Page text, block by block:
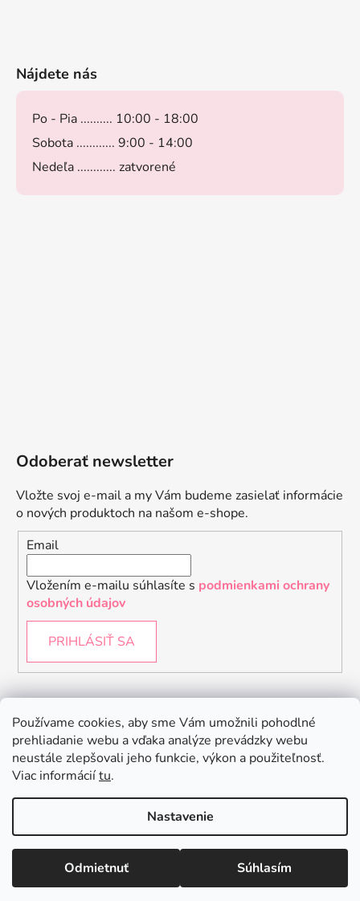
Používame cookies, aby sme Vám umožnili pohodlné
prehliadanie webu a vďaka analýze prevádzky webu
neustále zlepšovali jeho funkcie, výkon a použiteľnosť.
Viac informáciítu.
Nastavenie
Odmietnuť Súhlasím
Nájdete nás
Po - Pia .......... 10:00 - 18:00
Sobota ............ 9:00 - 14:00
Nedeľa ............ zatvorené
Odoberať newsletter
Vložte svoj e-mail a my Vám budeme zasielať informácie
o nových produktoch na našom e-shope.
Email
Vložením e-mailu súhlasíte s podmienkami ochrany
osobných údajov
PRIHLÁSIŤ SA
Instagram
Vytvoril Shoptet
Copyright 2026Baby Raptor. Všetky práva vyhradené.